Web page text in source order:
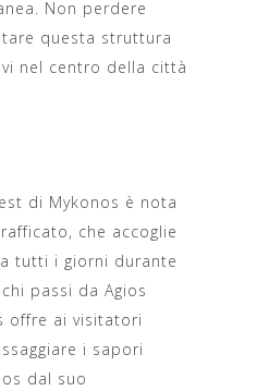
Non perdere
questa struttura
nel centro della città
di Mykonos è nota
che accoglie
tutti i giorni durante
passi da Agios
offre ai visitatori
i sapori
dal suo